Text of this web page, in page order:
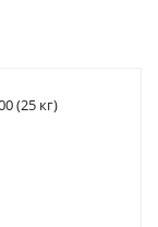
(25 кг)